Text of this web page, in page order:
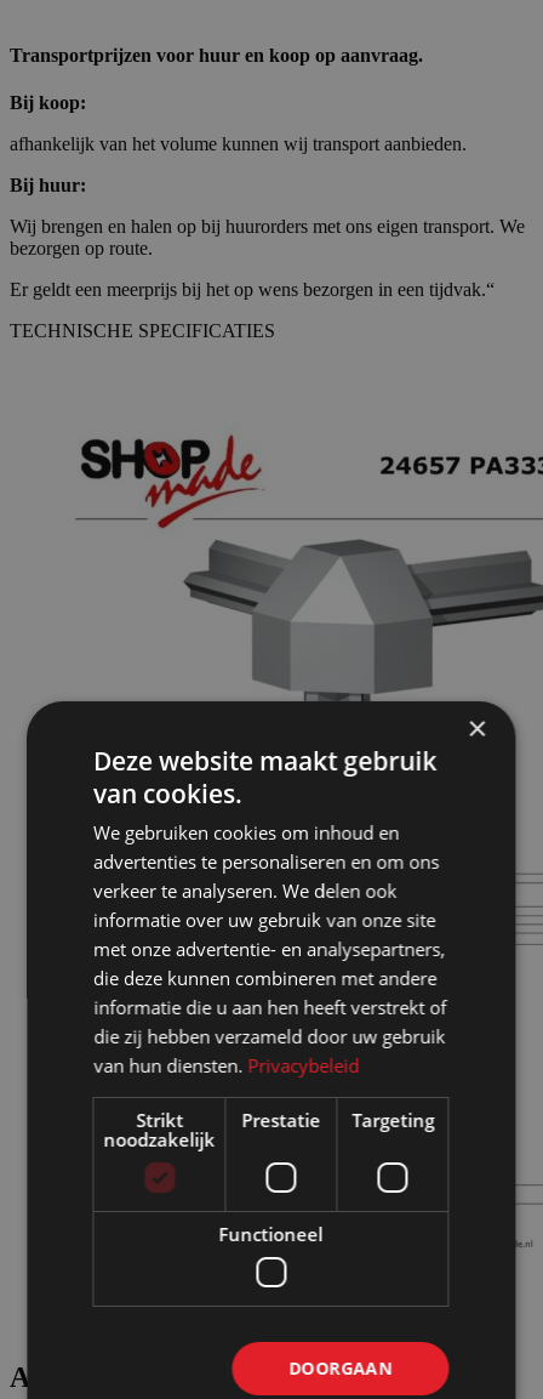
Transportprijzen voor huur en koop op aanvraag.
Bij koop:
afhankelijk van het volume kunnen wij transport aanbieden.
Bij huur:
Wij brengen en halen op bij huurorders met ons eigen transport. We
bezorgen op route.
Er geldt een meerprijs bij het op wens bezorgen in een tijdvak.“
TECHNISCHE SPECIFICATIES
Andere suggesties…
×
Deze website maakt gebruik
van cookies.
We gebruiken cookies om inhoud en
advertenties te personaliseren en om ons
verkeer te analyseren. We delen ook
informatie over uw gebruik van onze site
met onze advertentie- en analysepartners,
die deze kunnen combineren met andere
informatie die u aan hen heeft verstrekt of
die zij hebben verzameld door uw gebruik
van hun diensten. Privacybeleid
Strikt
noodzakelijk
Prestatie Targeting
Functioneel
DOORGAAN